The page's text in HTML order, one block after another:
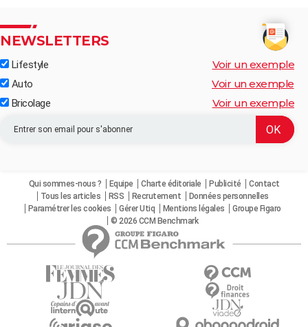
NEWSLETTERS
Lifestyle Voir un exemple
Auto Voir un exemple
Bricolage Voir un exemple
Qui sommes-nous ? Equipe Charte éditoriale Publicité
Contact
Tous les articles
RSS Recrutement
Données personnelles
Paramétrer les cookies
Gérer Utiq Mentions légales
Groupe Figaro
© 2026 CCM Benchmark